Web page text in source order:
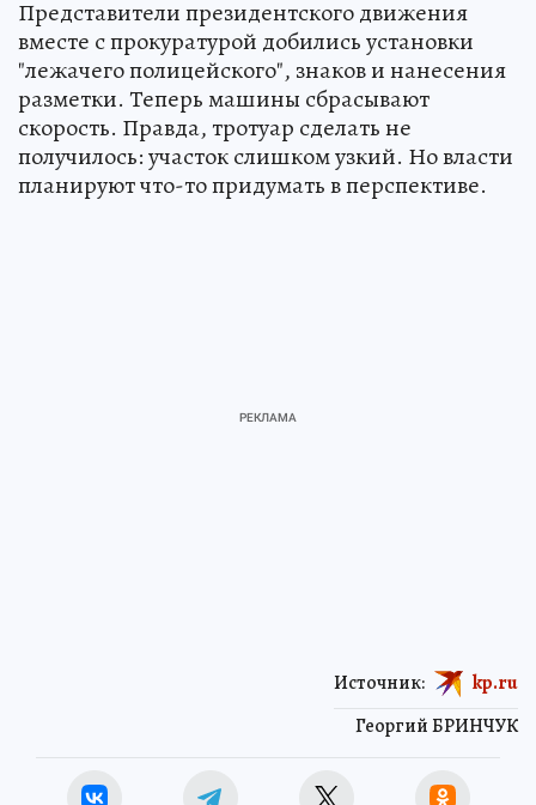
Представители президентского движения
вместе с прокуратурой добились установки
"лежачего полицейского", знаков и нанесения
разметки. Теперь машины сбрасывают
скорость. Правда, тротуар сделать не
получилось: участок слишком узкий. Но власти
планируют что-то придумать в перспективе.
Георгий БРИНЧУК
Источник: kp.ru